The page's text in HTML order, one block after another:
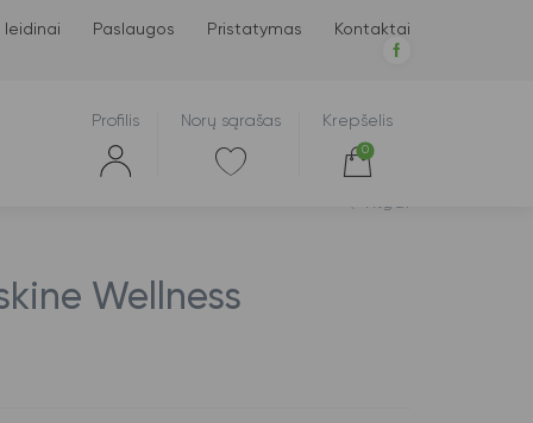
leidinai Paslaugos Pristatymas Kontaktai
Profilis Norų sąrašas Krepšelis
0
Atgal
Wellness